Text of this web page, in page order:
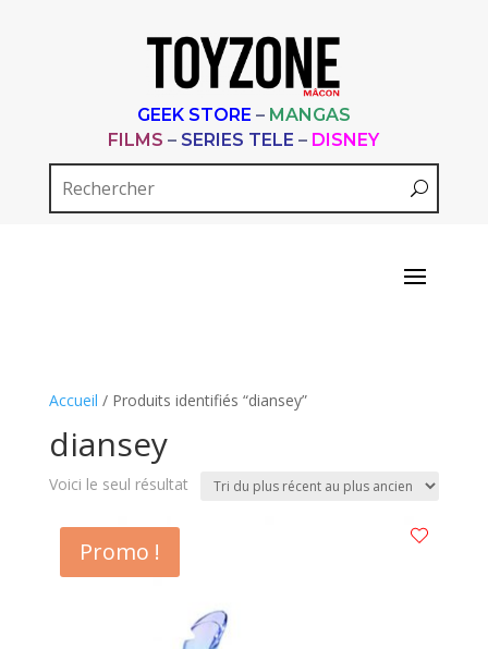
GEEK STORE – MANGAS
FILMS – SERIES TELE – DISNEY
Accueil / Produits identifiés “diansey”
diansey
Voici le seul résultat
Promo !